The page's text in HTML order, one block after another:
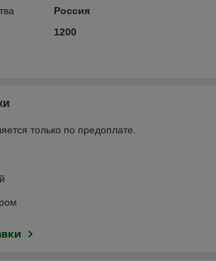
Россия
1200
только по предоплате.